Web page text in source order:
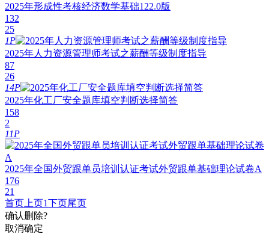
2025年形成性考核经济数学基础122.0版
132
25
1P
2025年人力资源管理师考试之薪酬等级制度指导
87
26
14P
2025年化工厂安全题库填空判断选择简答
158
2
11P
2025年全国外贸跟单员培训认证考试外贸跟单基础理论试卷A
176
21
首页 上页1下页尾页
确认删除?
取消确定